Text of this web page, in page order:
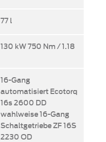
77 l
130 kW 750 Nm / 1.18
16-Gang
automatisiert Ecotorq
16s 2600 DD
wahlweise 16-Gang
Schaltgetriebe ZF 16S
2230 OD